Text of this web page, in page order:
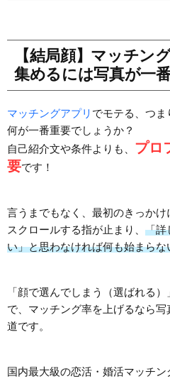
【結局顔】マッチン
集めるには写真が一番
マッチングアプリ でモテる、つ
何が一番重要でしょうか？
自己紹介文や条件よりも、 プロ
要です！
言うまでもなく、最初のきっかけ
スクロールする指が止まり、 「詳
い」と思わなければ何も始まらな
「顔で選んでしまう（選ばれる
で、マッチング率を上げるなら
道です。
国内最大級の恋活・婚活マッチン